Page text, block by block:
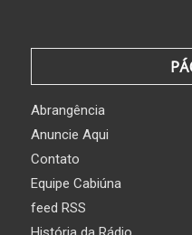
Abrangência
Anuncie Aqui
Contato
Equipe Cabiúna
feed RSS